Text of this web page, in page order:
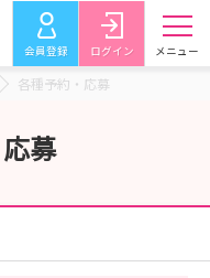
会員登録 ログイン メニュー
各種予約・応募
募